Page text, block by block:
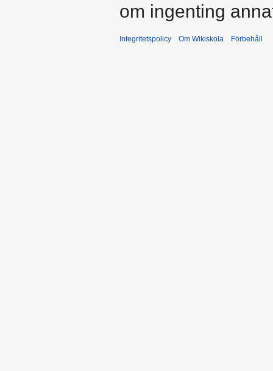
om ingenting
Integritetspolicy Om Wikiskola Förbehåll